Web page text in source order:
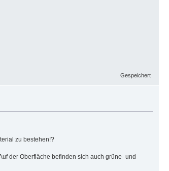
Gespeichert
zu bestehen!?
der Oberfläche befinden sich auch grüne- und